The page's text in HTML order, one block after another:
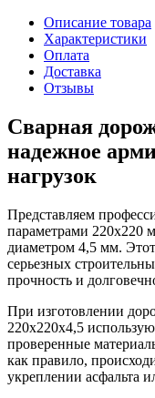
Описание товара
Характеристики
Оплата
Доставка
Отзывы
Сварная
надежное
нагрузок
Представляем
параметрами 220х220
диаметром 4,5 мм.
серьезных
прочность и
При изготовлении
220х220х4,5
проверенные
как правило,
укреплении асфальта